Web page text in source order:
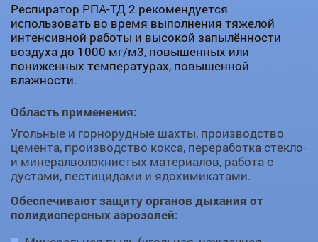
Респиратор РПА-ТД 2 рекомендуется
использовать во время выполнения тяжелой
интенсивной работы и высокой запылённости
воздуха до 1000 мг/м3, повышенных или
пониженных температурах, повышенной
влажности.
Область применения:
Угольные и горнорудные шахты, производство
цемента, производство кокса, переработка стекло-
и минералволокнистых материалов, работа с
дустами, пестицидами и ядохимикатами.
Обеспечивают защиту органов дыхания от
полидисперсных аэрозолей: